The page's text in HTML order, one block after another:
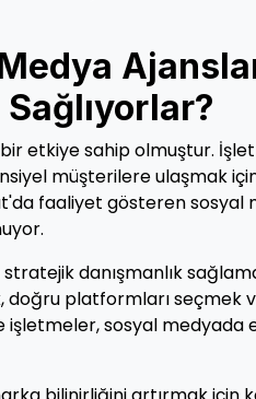
etkiye sahip olmuştur.
müşterilere ulaşmak
faaliyet gösteren sosyal
danışmanlık
platformları seçmek
işletmeler, sosyal medyada